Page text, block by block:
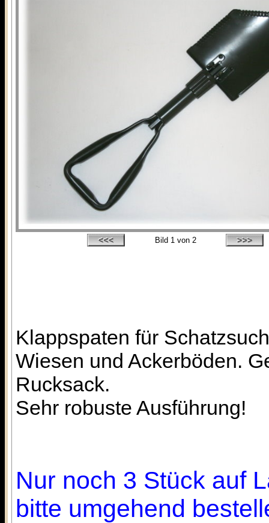
Bild 1von 2
Klappspaten für
Wiesen und Ackerböden.
Rucksack.
Sehr robuste Ausführung!
Nur noch 3 Stück auf
bitte umgehend